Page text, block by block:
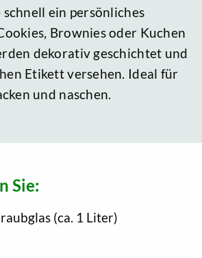
schnell ein persönliches
Brownies oder Kuchen
dekorativ geschichtet und
Etikett versehen. Ideal für
und naschen.
Sie:
(ca. 1 Liter)